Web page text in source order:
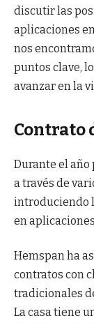
discutir las
aplicaciones
nos
puntos clave,
avanzar en la
Contrato
Durante el
a través de
introduciendo
en
Hemspan ha
contratos con
tradicionales
La casa tiene